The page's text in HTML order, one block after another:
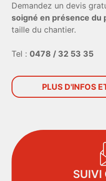
Demandez un devis
soigné en présence du
taille du chantier.
Tel : 0478 / 32 53 35
PLUS D'INFOS
SUIVI